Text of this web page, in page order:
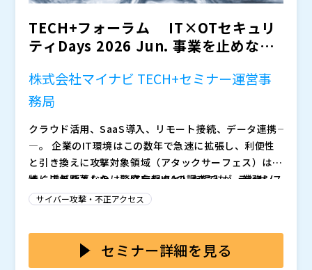
TECH+フォーラム IT×OTセキュリ
ティDays 2026 Jun. 事業を止めな
株式会社マイナビ TECH+セミナー運営事
務局
クラウド活用、SaaS導入、リモート接続、データ連携―
―。 企業のIT環境はこの数年で急速に拡張し、利便性
と引き換えに攻撃対象領域（アタックサーフェス）は大
きく広がりました。警察庁やIPAの調査でも、ランサム
ウェアやサプライチェーン攻撃は依然として増加傾向に
特に近年顕著なのは、ITを起点とした侵入が、業務シス
テム、クラウド、さらには現場システムへと連鎖的に影
か一方だけを守る発想では、事業を守り切れなくなって
います。ITの設計・運用・委託判断が、そのまま生産停
事」「現場の話」「制度対応」と分断されがちです。
しかし、実際に問われているのは、どこで止まると事業
サイバー攻撃・不正アクセス
セミナー詳細を見る